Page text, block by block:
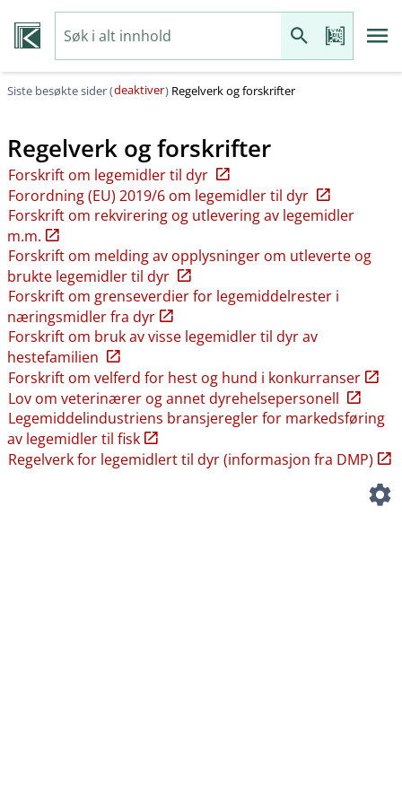
Siste besøkte sider (deaktiver) Regelverk og forskrifter
Regelverk og forskrifter
Forskrift om legemidler til dyr
Forordning (EU) 2019/6 om legemidler til dyr
Forskrift om rekvirering og utlevering av legemidler
m.m.
Forskrift om melding av opplysninger om utleverte og
brukte legemidler til dyr
Forskrift om grenseverdier for legemiddelrester i
næringsmidler fra dyr
Forskrift om bruk av visse legemidler til dyr av
hestefamilien
Forskrift om velferd for hest og hund i konkurranser
Lov om veterinærer og annet dyrehelsepersonell
Legemiddelindustriens bransjeregler for markedsføring
av legemidler til fisk
Regelverk for legemidlert til dyr (informasjon fra DMP)